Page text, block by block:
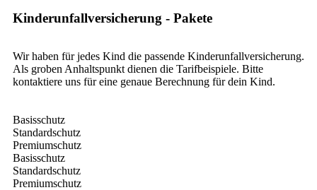
Kinderunfallversicherung - Pakete
Wir haben für jedes Kind die passende Kinderunfallversicherung.
Als groben Anhaltspunkt dienen die Tarifbeispiele. Bitte
kontaktiere uns für eine genaue Berechnung für dein Kind.
Basisschutz
Standardschutz
Premiumschutz
Basisschutz
Standardschutz
Premiumschutz